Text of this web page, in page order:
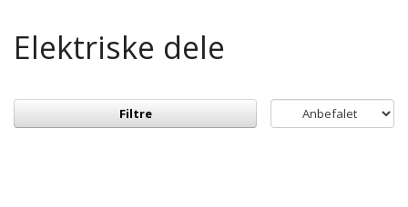
Elektriske dele
Filtre